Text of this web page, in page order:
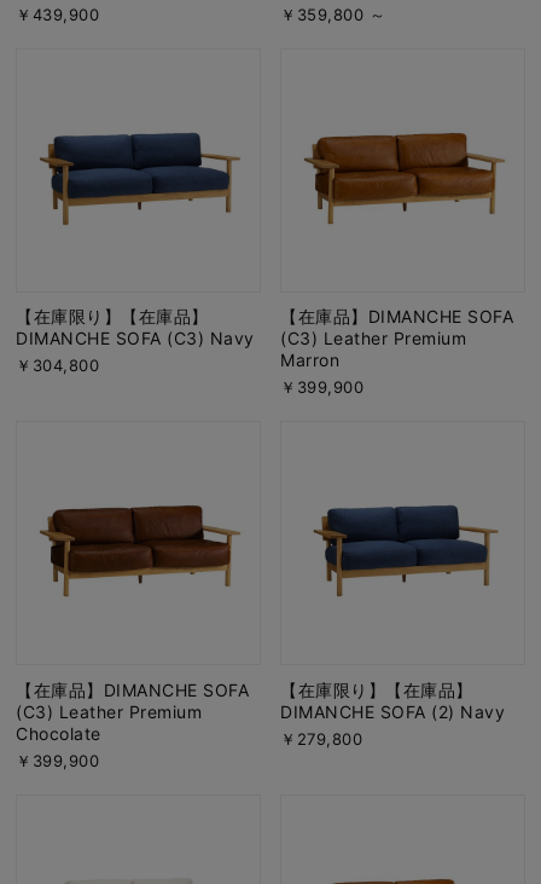
￥439,900 ￥359,800 ～
【在庫限り】【在庫品】
DIMANCHE SOFA (C3) Navy
￥304,800
【在庫品】DIMANCHE SOFA
(C3) Leather Premium
Marron
￥399,900
【在庫品】DIMANCHE SOFA
(C3) Leather Premium
Chocolate
￥399,900
【在庫限り】【在庫品】
DIMANCHE SOFA (2) Navy
￥279,800